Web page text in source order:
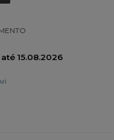
15.08.2026